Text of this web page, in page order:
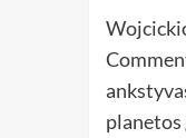
planetos